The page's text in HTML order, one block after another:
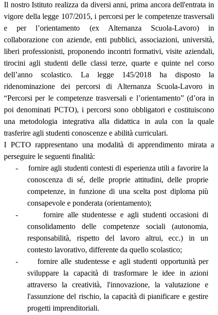
Il nostro Istituto realizza da diversi anni, prima ancora dell'entrata in
vigore della legge 107/2015, i percorsi per le competenze trasversali
e per l’orientamento (ex Alternanza Scuola-Lavoro) in
collaborazione con aziende, enti pubblici, associazioni, università,
liberi professionisti, proponendo incontri formativi, visite aziendali,
tirocini agli studenti delle classi terze, quarte e quinte nel corso
dell’anno scolastico. La legge 145/2018 ha disposto la
ridenominazione dei percorsi di Alternanza Scuola-Lavoro in
“Percorsi per le competenze trasversali e l’orientamento” (d’ora in
poi denominati PCTO), i percorsi sono obbligatori e costituiscono
una metodologia integrativa alla didattica in aula con la quale
trasferire agli studenti conoscenze e abilità curriculari.
I PCTO rappresentano una modalità di apprendimento mirata a
perseguire le seguenti finalità:
-
fornire agli studenti contesti di esperienza utili a favorire la
conoscenza di sé, delle proprie attitudini, delle proprie
competenze, in funzione di una scelta post diploma più
consapevole e ponderata (orientamento);
-
fornire alle studentesse e agli studenti occasioni di
consolidamento delle competenze sociali (autonomia,
responsabilità, rispetto del lavoro altrui, ecc.) in un
contesto lavorativo, differente da quello scolastico;
-
fornire alle studentesse e agli studenti opportunità per
sviluppare la capacità di trasformare le idee in azioni
attraverso la creatività, l'innovazione, la valutazione e
l'assunzione del rischio, la capacità di pianificare e gestire
progetti imprenditoriali.